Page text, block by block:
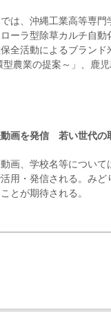
は、沖縄工業高等専
ーラ型除草カルチ自
全活動によるブラン
型農業の提案～」、鹿
画を発信 若い世代の
画、学校名等につい
用・発信される。み
とが期待される。